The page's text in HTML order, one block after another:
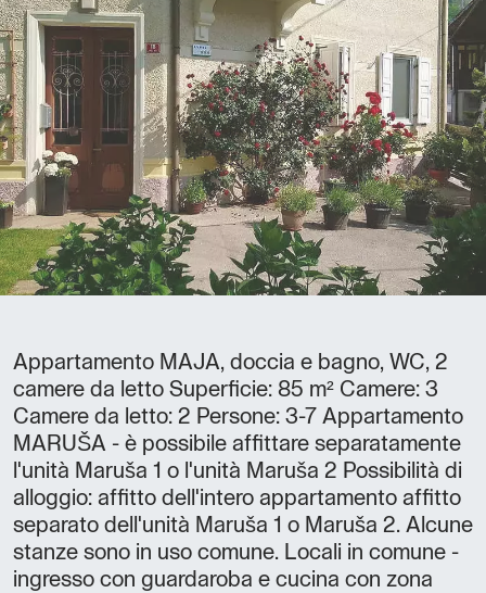
Appartamento MAJA, doccia e bagno, WC, 2
camere da letto Superficie: 85 m² Camere: 3
Camere da letto: 2 Persone: 3-7 Appartamento
MARUŠA - è possibile affittare separatamente
l'unità Maruša 1 o l'unità Maruša 2 Possibilità di
alloggio: affitto dell'intero appartamento affitto
separato dell'unità Maruša 1 o Maruša 2. Alcune
stanze sono in uso comune. Locali in comune -
ingresso con guardaroba e cucina con zona